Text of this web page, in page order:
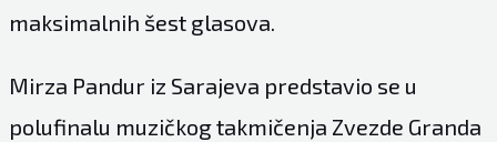
maksimalnih šest glasova.
Mirza Pandur iz Sarajeva predstavio se u
polufinalu muzičkog takmičenja Zvezde Granda